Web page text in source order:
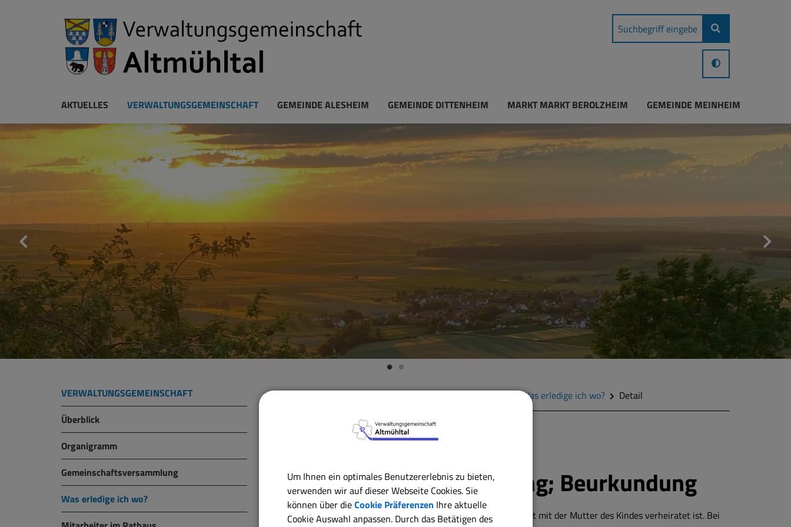
AKTUELLES VERWALTUNGSGEMEINSCHAFT GEMEINDE ALESHEIM GEMEINDE DITTENHEIM MARKT MARKT BEROLZHEIM GEMEINDE MEINHEIM
VERWALTUNGSGEMEINSCHAFT
Überblick
Organigramm
Gemeinschaftsversammlung
Was erledige ich wo?
Verwaltungsgemeinschaft Verwaltungsgemeinschaft Was erledige ich wo? Detail
Vaterschaftsanerkennung; Beurkundung
Vater eines Kindes ist der Mann, der zum Zeitpunkt der Geburt mit der Mutter des Kindes verheiratet ist. Bei
Um Ihnen ein optimales Benutzererlebnis zu bieten,
verwenden wir auf dieser Webseite Cookies. Sie
können über dieCookie Präferenzen Ihre aktuelle
Cookie Auswahl anpassen. Durch das Betätigen des